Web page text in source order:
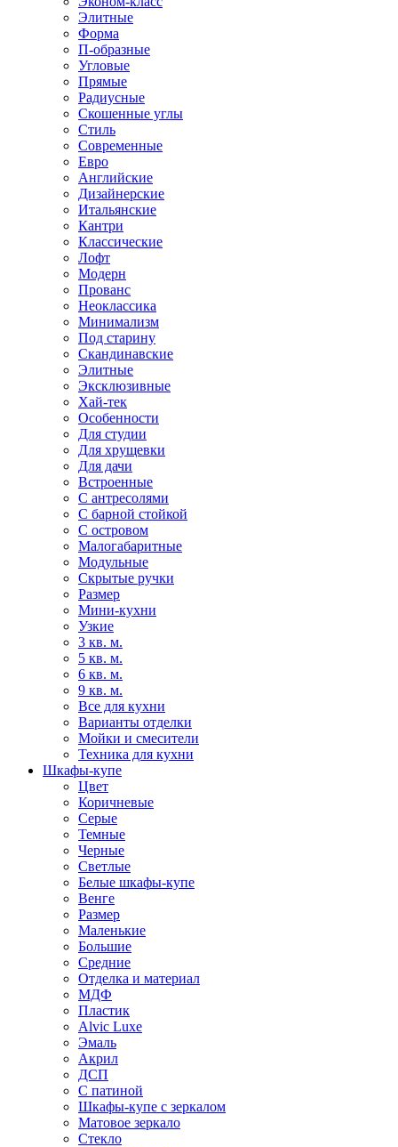
Элитные
Форма
П-образные
Угловые
Прямые
Радиусные
Скошенные углы
Стиль
Современные
Евро
Английские
Дизайнерские
Итальянские
Кантри
Классические
Лофт
Модерн
Прованс
Неоклассика
Минимализм
Под старину
Скандинавские
Элитные
Эксклюзивные
Хай-тек
Особенности
Для студии
Для хрущевки
Для дачи
Встроенные
С антресолями
С барной стойкой
С островом
Малогабаритные
Модульные
Скрытые ручки
Размер
Мини-кухни
Узкие
3 кв. м.
5 кв. м.
6 кв. м.
9 кв. м.
Все для кухни
Варианты отделки
Мойки и смесители
Техника для кухни
Шкафы-купе
Цвет
Коричневые
Серые
Темные
Черные
Светлые
Белые шкафы-купе
Венге
Размер
Маленькие
Большие
Средние
Отделка и материал
МДФ
Пластик
Alvic Luxe
Эмаль
Акрил
ДСП
С патиной
Шкафы-купе с зеркалом
Матовое зеркало
Стекло